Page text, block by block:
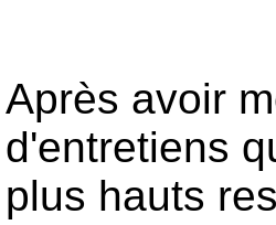
Après avoir
d'entretiens
plus hauts